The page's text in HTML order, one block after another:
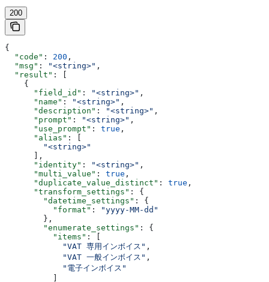
200
{
  "code"
: 200 ,
  "msg"
: "<string>" ,
  "result"
: [
    {
      "field_id"
: "<string>" ,
      "name"
: "<string>" ,
      "description"
: "<string>" ,
      "prompt"
: "<string>" ,
      "use_prompt"
: true ,
      "alias"
: [
        "<string>"
      ],
      "identity"
: "<string>" ,
      "multi_value"
: true ,
      "duplicate_value_distinct"
: true ,
      "transform_settings"
: {
        "datetime_settings"
: {
          "format"
:
"yyyy-MM-dd"
        },
        "enumerate_settings"
: {
          "items"
: [
            "VAT 専用インボイス"
,
            "VAT 一般インボイス"
,
            "電子インボイス"